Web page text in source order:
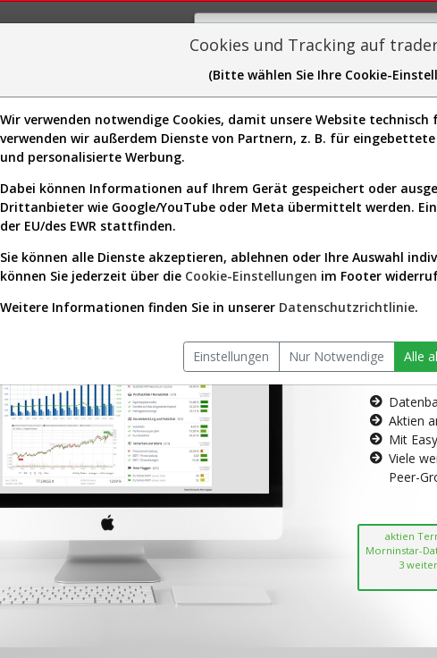
Sector-Spider Easy-Scan
Diese Funktion ist nur für
Die
Aktien
Mit
Viele
Peer-
aktien
Morninstar-
3
Cookies und Tracking auf
(Bitte wählen Sie Ihre Cookie-
Wir verwenden notwendige Cookies, damit unsere Website
verwenden wir außerdem Dienste von Partnern, z. B. für
und personalisierte Werbung.
Dabei können Informationen auf Ihrem Gerät gespeichert oder
Drittanbieter wie Google/YouTube oder Meta übermittelt werden.
der EU/des EWR stattfinden.
Sie können alle Dienste akzeptieren, ablehnen oder Ihre Auswahl
können Sie jederzeit über die Cookie-Einstellungen im Footer
Weitere Informationen finden Sie in unserer Datenschutzrichtlinie.
Einstellungen Nur Notwendige Alle